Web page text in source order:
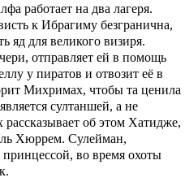
работает на два лагеря.
к Ибрагиму безгранична,
яд для великого визиря.
отправляет ей в помощь
у пиратов и отвозит её в
Михримах, чтобы та ценила
султаншей, а не
об этом Хатидже,
Хюррем. Сулейман,
во время охоты